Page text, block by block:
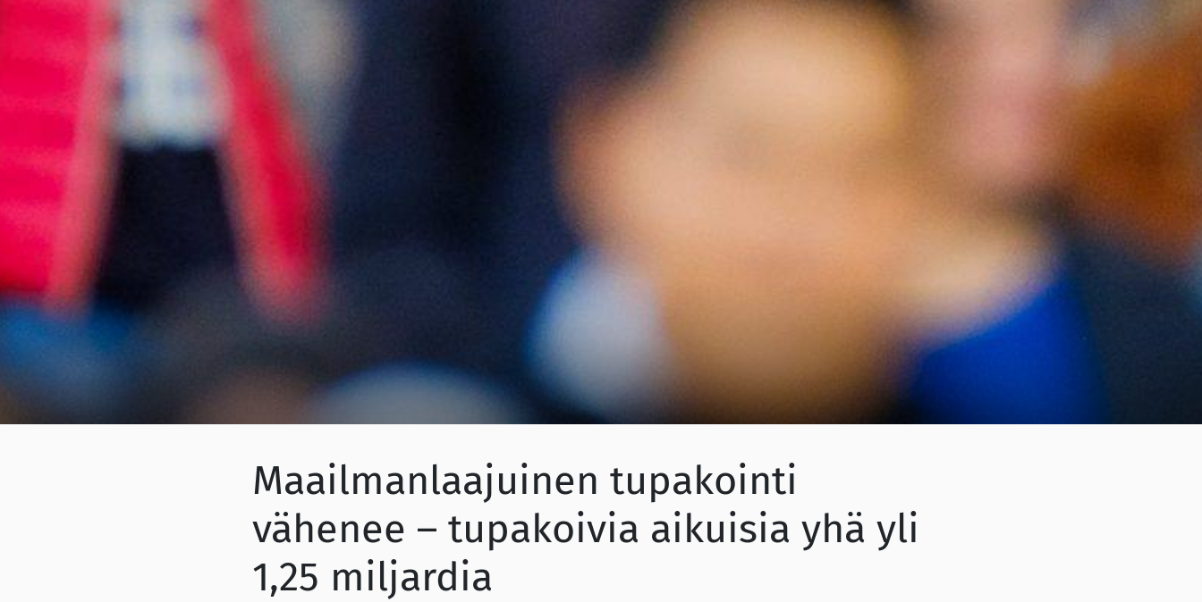
Maailmanlaajuinen tupakointi
vähenee – tupakoivia aikuisia yhä yli
1,25 miljardia